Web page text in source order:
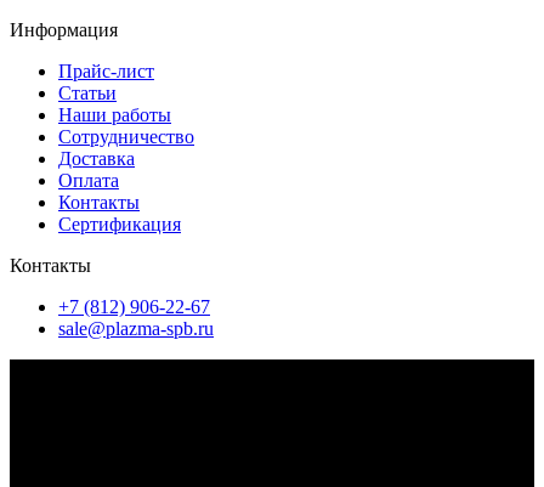
Информация
Прайс-лист
Статьи
Наши работы
Сотрудничество
Доставка
Оплата
Контакты
Сертификация
Контакты
+7 (812) 906-22-67
sale@plazma-spb.ru